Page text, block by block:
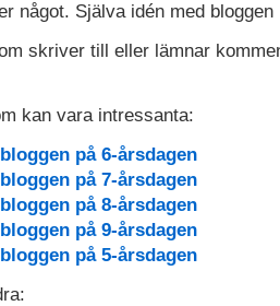
något. Själva idén med bloggen
skriver till eller lämnar
kan vara intressanta:
på 6-årsdagen
på 7-årsdagen
på 8-årsdagen
på 9-årsdagen
på 5-årsdagen